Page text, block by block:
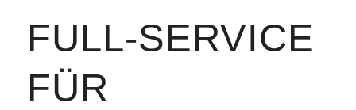
FULL-SERVICE
FÜR